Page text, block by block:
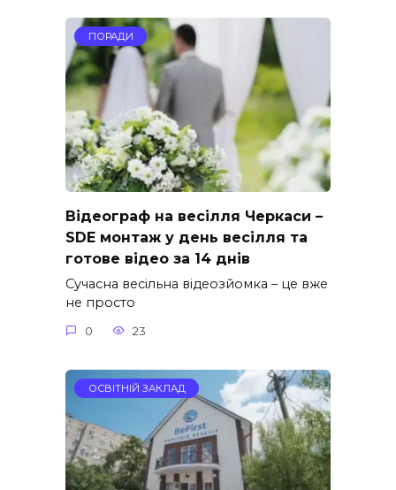
ПОРАДИ
Відеограф на весілля Черкаси –
SDE монтаж у день весілля та
готове відео за 14 днів
Сучасна весільна відеозйомка – це вже
не просто
0 23
ОСВІТНІЙ ЗАКЛАД